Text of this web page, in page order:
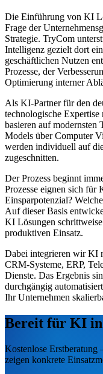
Die Einführung von KI
Frage der
Strategie. TryCom
Intelligenz gezielt dort
geschäftlichen Nutzen
Prozesse, der
Optimierung interner
Als KI-Partner für den
technologische
basieren auf modernsten
Models über Computer
werden individuell auf
zugeschnitten.
Der Prozess beginnt
Prozesse eignen sich für
Einsparpotenzial?
Auf dieser Basis
KI Lösungen
produktiven Einsatz.
Dabei integrieren wir KI
CRM-Systeme, ERP,
Dienste. Das Ergebnis
durchgängig
Ihr Unternehmen
Bereit für KI in
Kostenlose
zeigen konkrete